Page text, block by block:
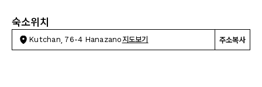
숙소위치
Kutchan, 76-4 Hanazano 지도보기 주소복사